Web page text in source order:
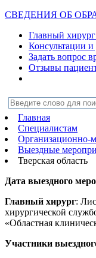
СВЕДЕНИЯ ОБ
Главный
Консультации и
Задать вопрос
Отзывы
Главная
Специалистам
Организационно-
Выездные
Тверская область
Дата выездного
Главный хирург:
хирургической
«Областная
Участники